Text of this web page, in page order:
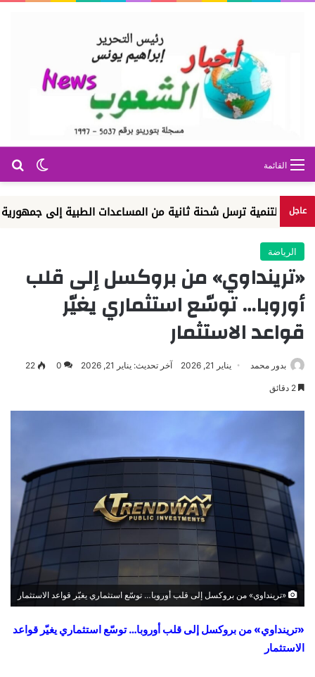
الوضع القائمة
عاجل ترسل شحنة ثانية من المساعدات الطبية إلى جمهورية الكونغو
الرياضة
«ترينداوي» من بروكسل إلى قلب
أوروبا… توسّع استثماري يغيّر
قواعد الاستثمار
بدور محمد يناير 21, 2026 آخر تحديث: يناير 21, 2026 0
22
«ترينداوي» من بروكسل إلى قلب أوروبا… توسّع استثماري يغيّر قواعد الاستثمار
«ترينداوي» من بروكسل إلى قلب أوروبا… توسّع استثماري يغيّر قواعد
الاستثمار